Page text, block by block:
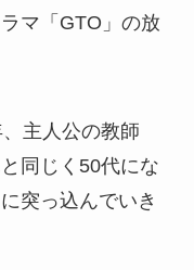
マ「GTO」の放
主人公の教師
同じく50代にな
突っ込んでいき